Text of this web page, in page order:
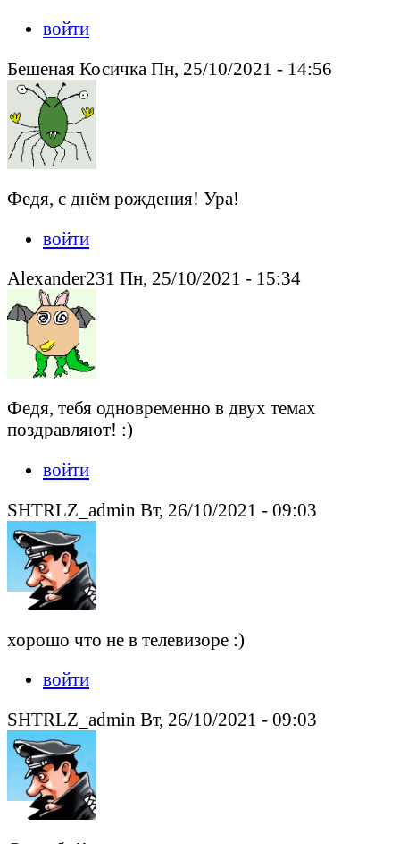
войти
Бешеная Косичка Пн, 25/10/2021 - 14:56
Федя, с днём рождения! Ура!
войти
Alexander231 Пн, 25/10/2021 - 15:34
Федя, тебя одновременно в двух темах
поздравляют! :)
войти
SHTRLZ_admin Вт, 26/10/2021 - 09:03
хорошо что не в телевизоре :)
войти
SHTRLZ_admin Вт, 26/10/2021 - 09:03